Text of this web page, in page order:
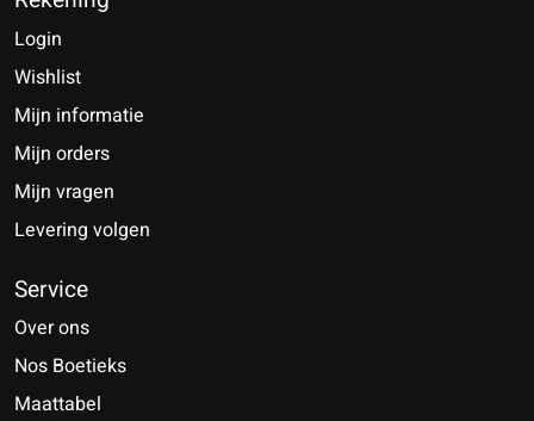
Login
Wishlist
Mijn informatie
Mijn orders
Mijn vragen
Levering volgen
Service
Over ons
Nos Boetieks
Maattabel